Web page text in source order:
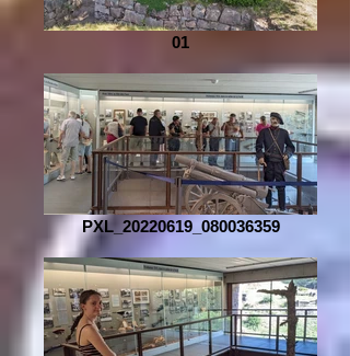
01
PXL_20220619_080036359